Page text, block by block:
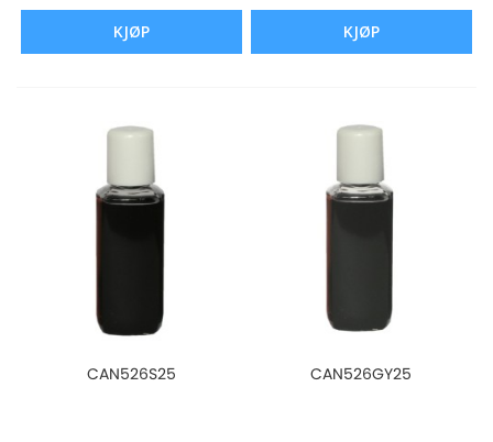
KJØP KJØP
CAN526S25 CAN526GY25